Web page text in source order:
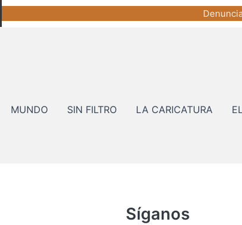
MUNDO SIN FILTRO LA CARICATURA
Síganos